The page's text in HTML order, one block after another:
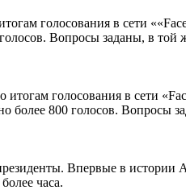
голосования в сети
Вопросы заданы, в
голосования в сети
более 800 голосов. Вопросы
Впервые в истории
часа.